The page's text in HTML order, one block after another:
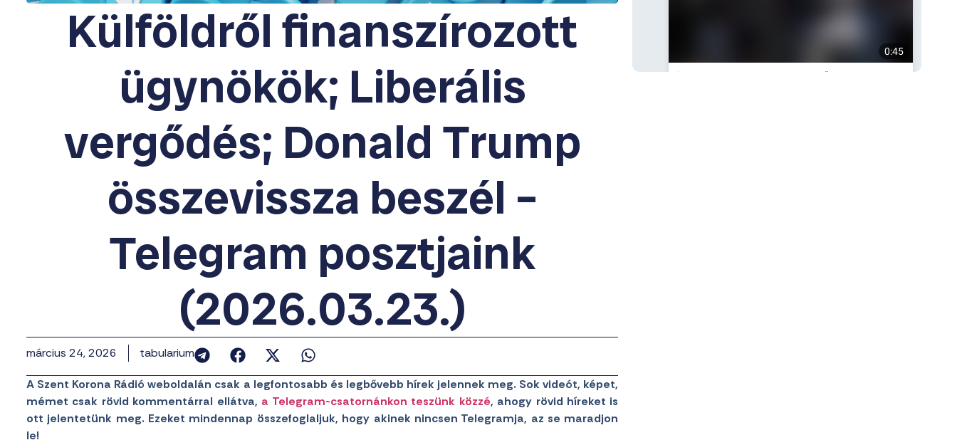
Külföldről finanszírozott
ügynökök; Liberális
vergődés; Donald Trump
összevissza beszél –
Telegram posztjaink
(2026.03.23.)
március 24, 2026 tabularium
A Szent Korona Rádió weboldalán csak a legfontosabb és legbővebb hírek jelennek meg. Sok videót, képet,
mémet csak rövid kommentárral ellátva, a Telegram-csatornánkon teszünk közzé, ahogy rövid híreket is
ott jelentetünk meg. Ezeket mindennap összefoglaljuk, hogy akinek nincsen Telegramja, az se maradjon
le!